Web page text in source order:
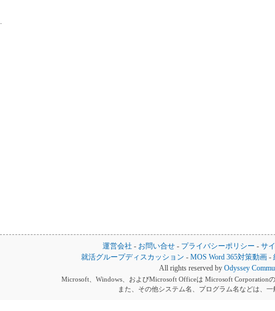
運営会社 - お問い合せ - プライバシーポリシー - サ
就活グループディスカッション -MOS Word 365対策動画 -
All rights reserved by Odyssey
Microsoft、Windows、およびMicrosoft Officeは Microsoft Corporation
また、その他システム名、プログラム名などは、